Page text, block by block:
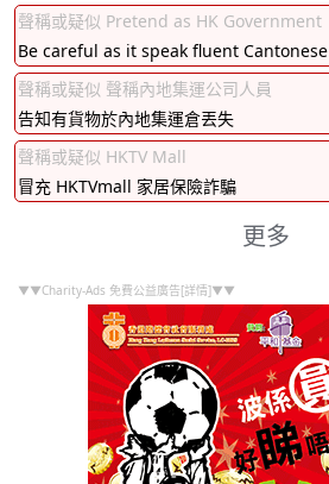
聲稱或疑似 Pretend as HK Government
Be careful as it speak fluent Cantonese
聲稱或疑似 聲稱內地集運公司人員
告知有貨物於內地集運倉丟失
聲稱或疑似 HKTV Mall
冒充 HKTVmall 家居保險詐騙
更多
▼▼Charity-Ads 免費公益廣告[詳情]▼▼